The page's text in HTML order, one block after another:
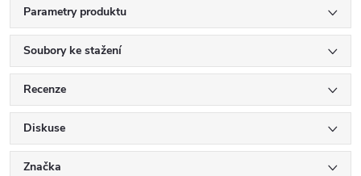
Parametry produktu
Soubory ke stažení
Recenze
Diskuse
Značka